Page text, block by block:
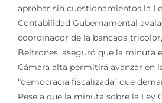
aprobar sin cuestionamientos la
Contabilidad Gubernamental
coordinador de la bancada
Beltrones, aseguró que la minuta
Cámara alta permitirá avanzar en
“democracia fiscalizada” que
Pese a que la minuta sobre la Ley